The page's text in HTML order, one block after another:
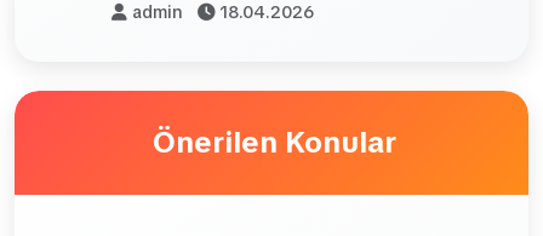
admin 18.04.2026
Önerilen Konular